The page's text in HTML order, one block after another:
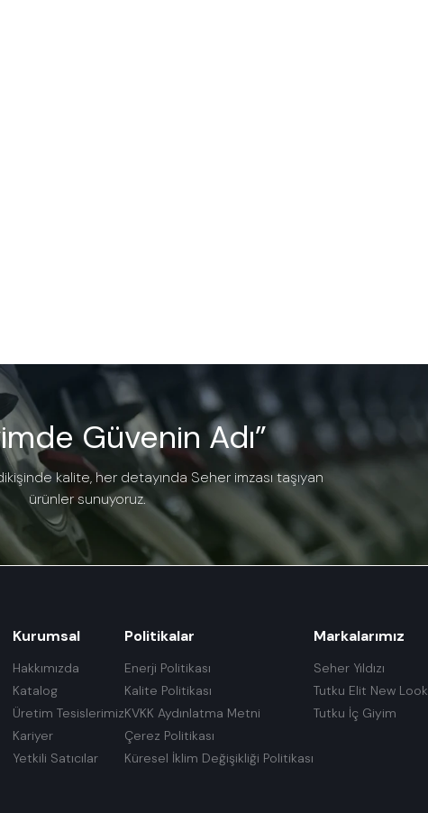
Güvenin Adı”
kalite, her detayında Seher imzası taşıyan
ürünler sunuyoruz.
Kurumsal
Hakkımızda
Katalog
Üretim Tesislerimiz
Kariyer
Yetkili Satıcılar
Politikalar
Enerji Politikası
Kalite Politikası
KVKK Aydınlatma Metni
Çerez Politikası
Küresel İklim Değişikliği Politikası
Markalarımız
Seher Yıldızı
Tutku Elit New Look
Tutku İç Giyim